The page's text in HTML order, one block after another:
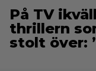
På TV
thrillern
stolt över: